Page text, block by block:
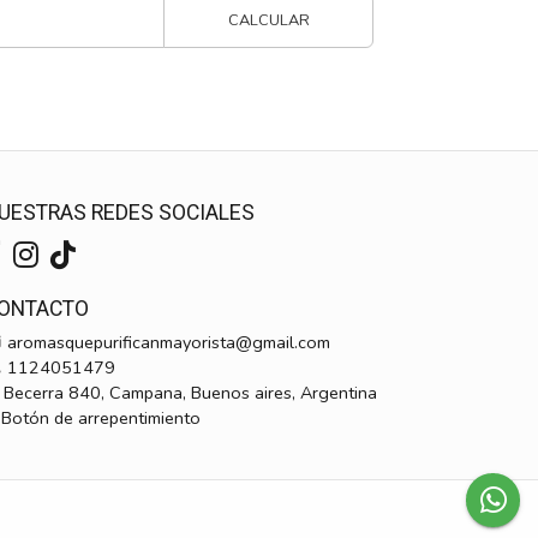
CALCULAR
REDES SOCIALES
aromasquepurificanmayorista@gmail.com
1124051479
Becerra 840, Campana, Buenos aires, Argentina
de arrepentimiento